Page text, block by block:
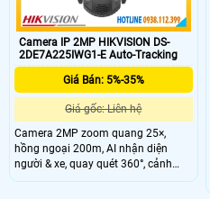
Camera IP 2MP HIKVISION DS-
2DE7A225IWG1-E Auto-Tracking
Giá Bán: 5%-35%
Giá gốc: Liên hệ
Camera 2MP zoom quang 25×,
hồng ngoại 200m, AI nhận diện
người & xe, quay quét 360°, cảnh
báo đèn và âm thanh, bền bỉ IP67.